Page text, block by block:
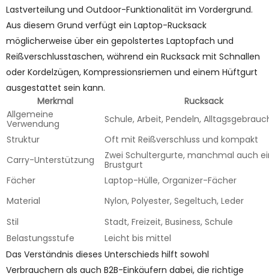
Lastverteilung und Outdoor-Funktionalität im Vordergrund.
Aus diesem Grund verfügt ein Laptop-Rucksack
möglicherweise über ein gepolstertes Laptopfach und
Reißverschlusstaschen, während ein Rucksack mit Schnallen
oder Kordelzügen, Kompressionsriemen und einem Hüftgurt
ausgestattet sein kann.
Merkmal
Rucksack
Allgemeine
Verwendung
Schule, Arbeit, Pendeln,
Struktur
Oft mit Reißverschluss und kompakt
Carry-Unterstützung
Zwei Schultergurte, manchmal auch
Brustgurt
Fächer
Laptop-Hülle, Organizer-Fächer
Material
Nylon, Polyester, Segeltuch, Leder
Stil
Stadt, Freizeit, Business, Schule
Belastungsstufe
Leicht bis mittel
Das Verständnis dieses Unterschieds hilft sowohl
Verbrauchern als auch B2B-Einkäufern dabei, die richtige